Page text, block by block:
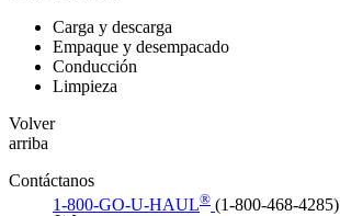
Carga y descarga
Empaque y desempacado
Conducción
Limpieza
Volver
arriba
Contáctanos
1-800-GO-U-HAUL® (1-800-468-4285)